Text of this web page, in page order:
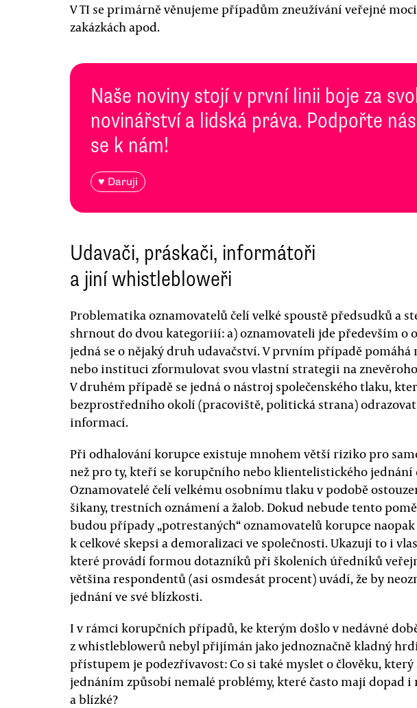
V TI se primárně věnujeme případům zneužívání veřejné
zakázkách apod.
Naše noviny stojí v první linii boje za
novinářství a lidská práva. Podpořte
se k nám!
♥ Daruji
Udavači, práskači, informátoři
a jiní whistlebloweři
Problematika oznamovatelů čelí velké spoustě předsudků a
shrnout do dvou kategoriií: a) oznamovateli jde především o
jedná se o nějaký druh udavačství. V prvním případě pomáhá
nebo instituci zformulovat svou vlastní strategii na
V druhém případě se jedná o nástroj společenského tlaku,
bezprostředního okolí (pracoviště, politická strana)
informací.
Při odhalování korupce existuje mnohem větší riziko pro
než pro ty, kteří se korupčního nebo klientelistického
Oznamovatelé čelí velkému osobnímu tlaku v podobě
šikany, trestních oznámení a žalob. Dokud nebude tento
budou případy „potrestaných“ oznamovatelů korupce
k celkové skepsi a demoralizaci ve společnosti. Ukazují to i
které provádí formou dotazníků při školeních úředníků
většina respondentů (asi osmdesát procent) uvádí, že by
jednání ve své blízkosti.
I v rámci korupčních případů, ke kterým došlo v nedávné
z whistleblowerů nebyl přijímán jako jednoznačně kladný
přístupem je podezřívavost: Co si také myslet o člověku, který
jednáním způsobí nemalé problémy, které často mají dopad i
a blízké?